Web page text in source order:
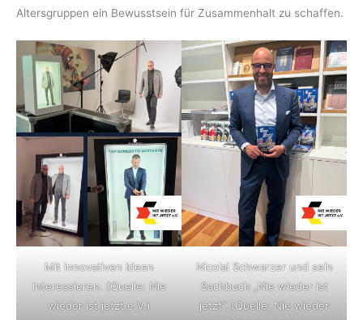
Altersgruppen ein Bewusstsein für Zusammenhalt zu schaffen.
Mit innovativen Ideen
interessieren. (Quelle: Nie
wieder ist jetzt e.V.)
Nicolai Schwarzer und sein
Sachbuch „Nie wieder ist
jetzt“. (Quelle: Nie wieder